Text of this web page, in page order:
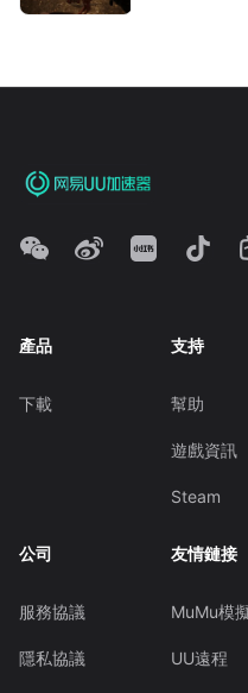
產品
下載
支持
幫助
遊戲資訊
Steam
公司
服務協議
隱私協議
友情鏈接
MuMu模
UU遠程